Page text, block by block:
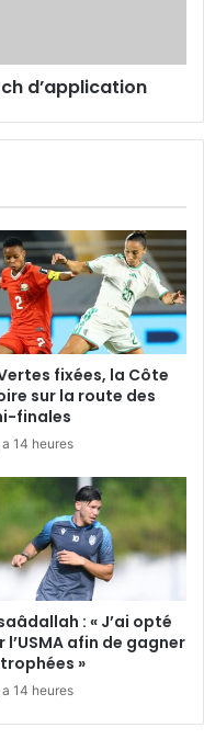
d’application
fixées, la Côte
sur la route des
finales
14 heures
: « J’ai opté
l’USMA afin de gagner
»
14 heures